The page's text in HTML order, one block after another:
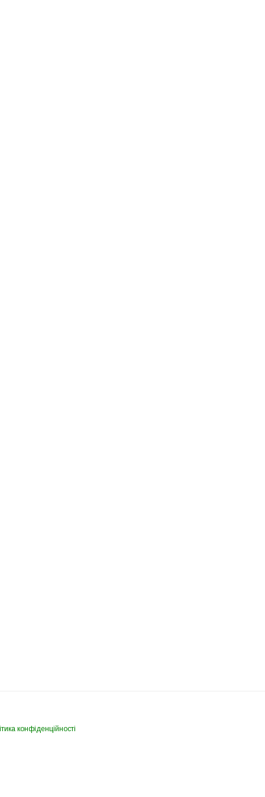
конфіденційності